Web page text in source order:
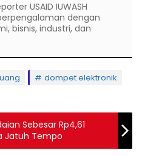
USAID IUWASH
dengan
bisnis, industri, dan
dompet elektronik
Sebesar Rp4,61
Jatuh Tempo